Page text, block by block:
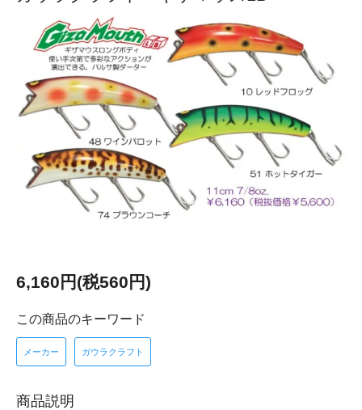
6,160円(税560円)
この商品のキーワード
メーカー ガウラクラフト
商品説明